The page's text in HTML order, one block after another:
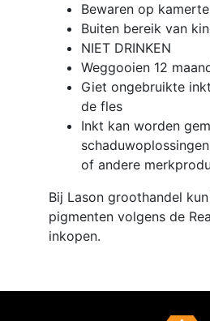
Bewaren op
Buiten bereik van
NIET DRINKEN
Weggooien 12
Giet ongebruikte
de fles
Inkt kan worden
of andere
Bij Lason groothandel
pigmenten volgens de
inkopen.